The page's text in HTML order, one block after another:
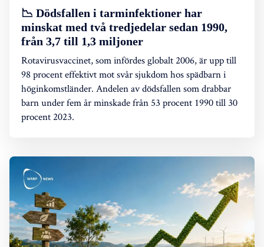
📉 Dödsfallen i tarminfektioner har
minskat med två tredjedelar sedan 1990,
från 3,7 till 1,3 miljoner
Rotavirusvaccinet, som infördes globalt 2006, är upp till
98 procent effektivt mot svår sjukdom hos spädbarn i
höginkomstländer. Andelen av dödsfallen som drabbar
barn under fem år minskade från 53 procent 1990 till 30
procent 2023.